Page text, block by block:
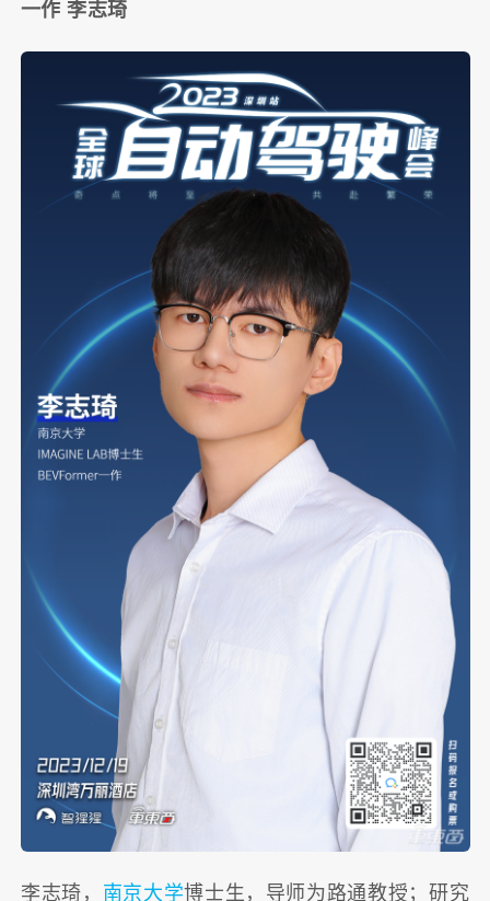
一作 李志琦
李志琦， 南京大学博士生，导师为路通教授；研究